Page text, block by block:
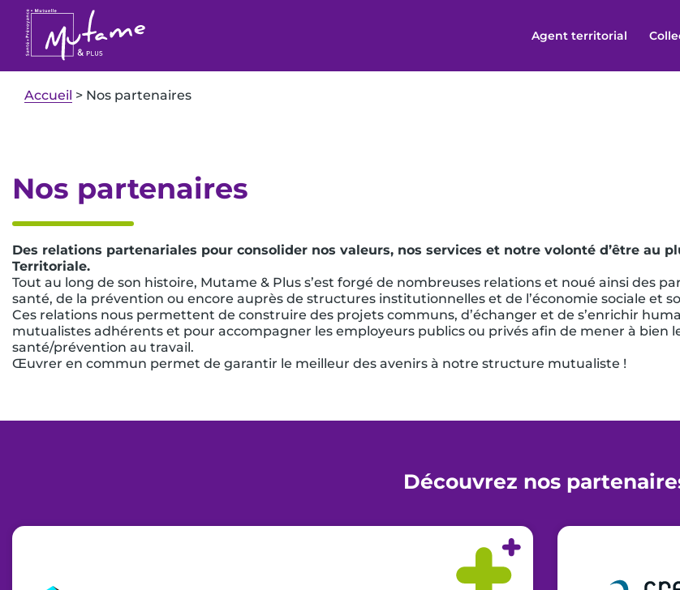
Agent territorial
Accueil > Nos partenaires
Nos partenaires
Des relations partenariales pour consolider nos valeurs, nos services et notre volonté d’être au
Territoriale.
Tout au long de son histoire, Mutame & Plus s’est forgé de nombreuses relations et noué ainsi des
santé, de la prévention ou encore auprès de structures institutionnelles et de l’économie sociale et
Ces relations nous permettent de construire des projets communs, d’échanger et de s’enrichir
mutualistes adhérents et pour accompagner les employeurs publics ou privés afin de mener à bien
santé/prévention au travail.
Œuvrer en commun permet de garantir le meilleur des avenirs à notre structure mutualiste !
Découvrez nos